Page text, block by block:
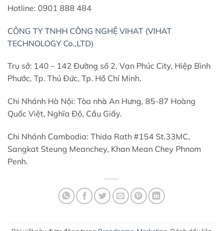
Hotline: 0901 888 484
CÔNG TY TNHH CÔNG NGHỆ VIHAT (VIHAT
TECHNOLOGY Co.,LTD)
Trụ sở: 140 – 142 Đường số 2, Vạn Phúc City, Hiệp Bình
Phước, Tp. Thủ Đức, Tp. Hồ Chí Minh.
Chi Nhánh Hà Nội: Tòa nhà An Hưng, 85-87 Hoàng
Quốc Việt, Nghĩa Đô, Cầu Giấy.
Chi Nhánh Cambodia: Thida Rath #154 St.33MC,
Sangkat Steung Meanchey, Khan Mean Chey Phnom
Penh.